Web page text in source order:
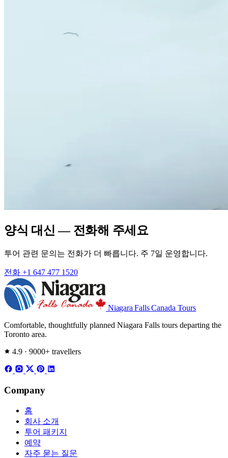
양식 대신 — 전화해 주세요
투어 관련 문의는 전화가 더 빠릅니다. 주 7일 운영합니다.
전화 +1 647 477 1520
Niagara FallsCanada Tours
Comfortable, thoughtfully planned Niagara Falls tours departing the
Toronto area.
4.9 · 9000+ travellers
Company
홈
회사 소개
투어 패키지
예약
자주 묻는 질문